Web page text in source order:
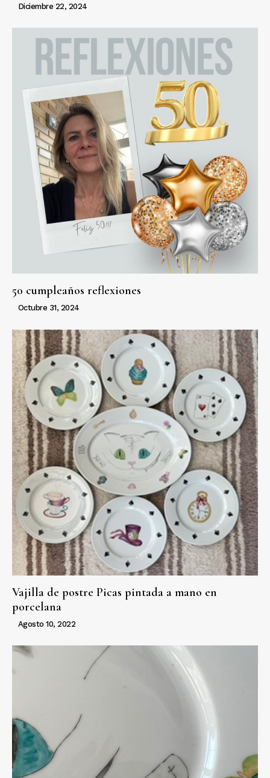
Diciembre 22, 2024
50 cumpleaños reflexiones
Octubre 31, 2024
Vajilla de postre Picas pintada a mano en
porcelana
Agosto 10, 2022